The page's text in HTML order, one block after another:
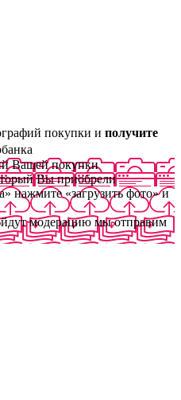
покупки и получите
Вашей покупки
Вы приобрели
нажмите «загрузить фото» и
модерацию мы отправим